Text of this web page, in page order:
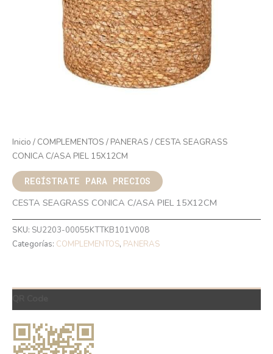
Inicio / COMPLEMENTOS / PANERAS / CESTA SEAGRASS
CONICA C/ASA PIEL 15X12CM
REGÍSTRATE PARA PRECIOS
CESTA SEAGRASS CONICA C/ASA PIEL 15X12CM
SKU: SU2203-00055KTTKB101V008
Categorías: COMPLEMENTOS, PANERAS